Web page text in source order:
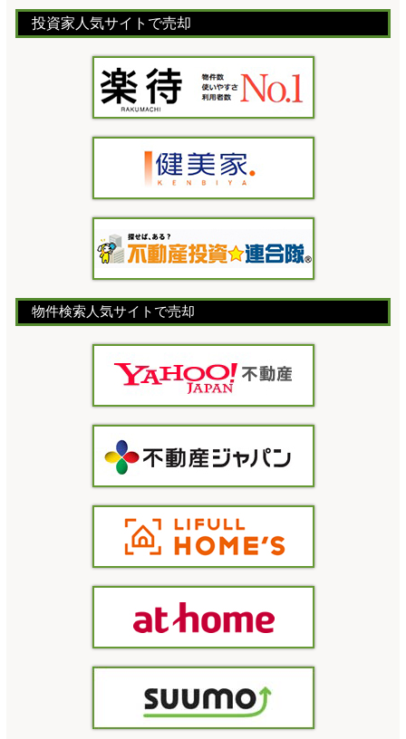
投資家人気サイトで売却
物件検索人気サイトで売却